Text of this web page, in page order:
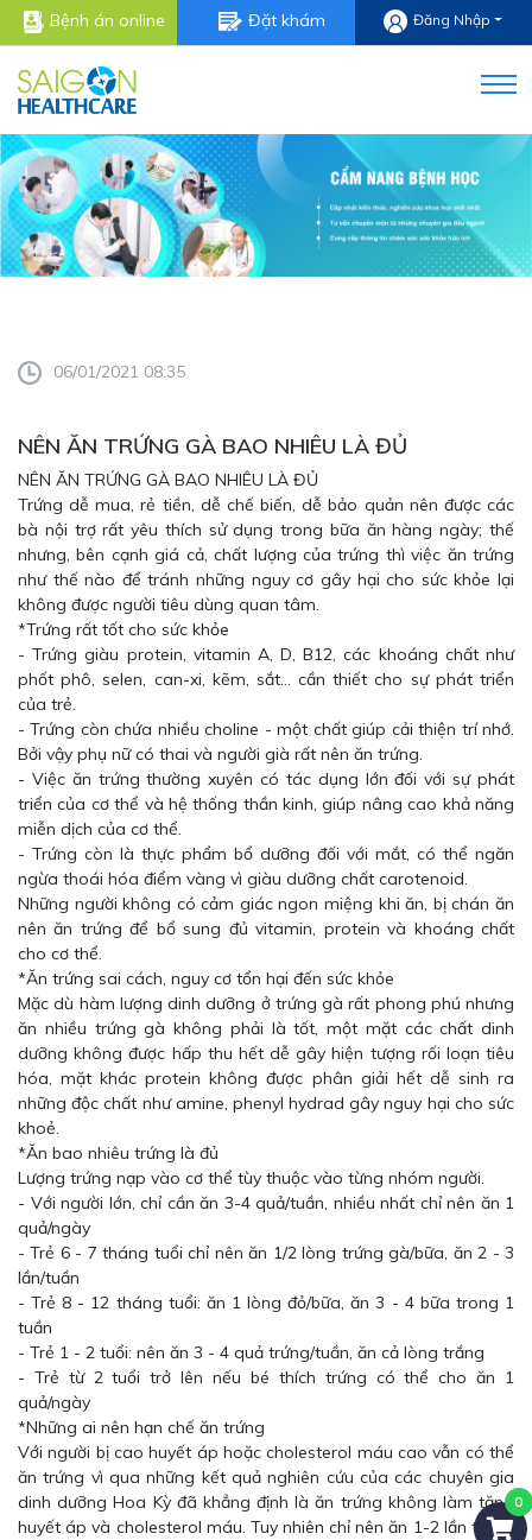
Bệnh án online Đặt khám Đăng Nhập
06/01/2021 08:35
NÊN ĂN TRỨNG GÀ BAO NHIÊU LÀ ĐỦ
NÊN ĂN TRỨNG GÀ BAO NHIÊU LÀ ĐỦ
Trứng dễ mua, rẻ tiền, dễ chế biến, dễ bảo quản nên được các
bà nội trợ rất yêu thích sử dụng trong bữa ăn hàng ngày; thế
nhưng, bên cạnh giá cả, chất lượng của trứng thì việc ăn trứng
như thế nào để tránh những nguy cơ gây hại cho sức khỏe lại
không được người tiêu dùng quan tâm.
*Trứng rất tốt cho sức khỏe
- Trứng giàu protein, vitamin A, D, B12, các khoáng chất như
phốt phô, selen, can-xi, kẽm, sắt… cần thiết cho sự phát triển
của trẻ.
- Trứng còn chứa nhiều choline - một chất giúp cải thiện trí nhớ.
Bởi vậy phụ nữ có thai và người già rất nên ăn trứng.
- Việc ăn trứng thường xuyên có tác dụng lớn đối với sự phát
triển của cơ thể và hệ thống thần kinh, giúp nâng cao khả năng
miễn dịch của cơ thể.
- Trứng còn là thực phẩm bổ dưỡng đối với mắt, có thể ngăn
ngừa thoái hóa điểm vàng vì giàu dưỡng chất carotenoid.
Những người không có cảm giác ngon miệng khi ăn, bị chán ăn
nên ăn trứng để bổ sung đủ vitamin, protein và khoáng chất
cho cơ thể.
*Ăn trứng sai cách, nguy cơ tổn hại đến sức khỏe
Mặc dù hàm lượng dinh dưỡng ở trứng gà rất phong phú nhưng
ăn nhiều trứng gà không phải là tốt, một mặt các chất dinh
dưỡng không được hấp thu hết dễ gây hiện tượng rối loạn tiêu
hóa, mặt khác protein không được phân giải hết dễ sinh ra
những độc chất như amine, phenyl hydrad gây nguy hại cho sức
khoẻ.
*Ăn bao nhiêu trứng là đủ
Lượng trứng nạp vào cơ thể tùy thuộc vào từng nhóm người.
- Với người lớn, chỉ cần ăn 3-4 quả/tuần, nhiều nhất chỉ nên ăn 1
quả/ngày
- Trẻ 6 - 7 tháng tuổi chỉ nên ăn 1/2 lòng trứng gà/bữa, ăn 2 - 3
lần/tuần
- Trẻ 8 - 12 tháng tuổi: ăn 1 lòng đỏ/bữa, ăn 3 - 4 bữa trong 1
tuần
- Trẻ 1 - 2 tuổi: nên ăn 3 - 4 quả trứng/tuần, ăn cả lòng trắng
- Trẻ từ 2 tuổi trở lên nếu bé thích trứng có thể cho ăn 1
quả/ngày
*Những ai nên hạn chế ăn trứng
Với người bị cao huyết áp hoặc cholesterol máu cao vẫn có thể
ăn trứng vì qua những kết quả nghiên cứu của các chuyên gia
dinh dưỡng Hoa Kỳ đã khẳng định là ăn trứng không làm tăng
huyết áp và cholesterol máu. Tuy nhiên chỉ nên ăn 1-2 lần trong